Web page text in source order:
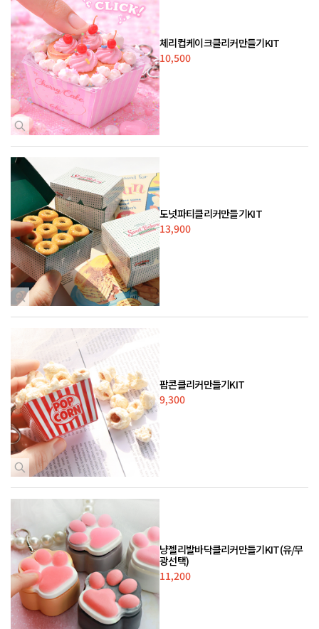
체리컵케이크클리커만들기KIT
10,500
도넛파티클리커만들기KIT
13,900
팝콘클리커만들기KIT
9,300
냥젤리발바닥클리커만들기KIT(유/무
광선택)
11,200